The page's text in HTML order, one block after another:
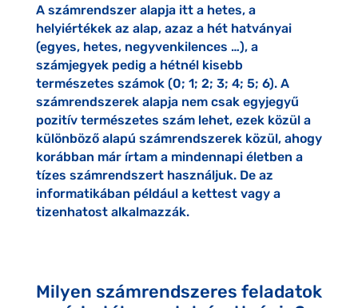
A számrendszer alapja itt a hetes, a
helyiértékek az alap, azaz a hét hatványai
(egyes, hetes, negyvenkilences …), a
számjegyek pedig a hétnél kisebb
természetes számok (0; 1; 2; 3; 4; 5; 6). A
számrendszerek alapja nem csak egyjegyű
pozitív természetes szám lehet, ezek közül a
különböző alapú számrendszerek közül, ahogy
korábban már írtam a mindennapi életben a
tízes számrendszert használjuk. De az
informatikában például a kettest vagy a
tizenhatost alkalmazzák.
Milyen számrendszeres feladatok